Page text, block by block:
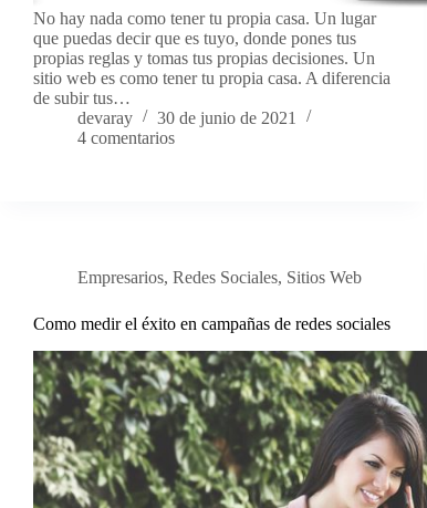
No hay nada como tener tu propia casa. Un lugar
que puedas decir que es tuyo, donde pones tus
propias reglas y tomas tus propias decisiones. Un
sitio web es como tener tu propia casa. A diferencia
de subir tus…
devaray
30 de junio de 2021
4 comentarios
Empresarios, Redes Sociales, Sitios Web
Como medir el éxito en campañas de redes sociales